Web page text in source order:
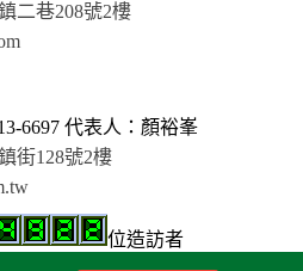
二巷208號2樓
6697 代表人：顏裕峯
街128號2樓
位造訪者